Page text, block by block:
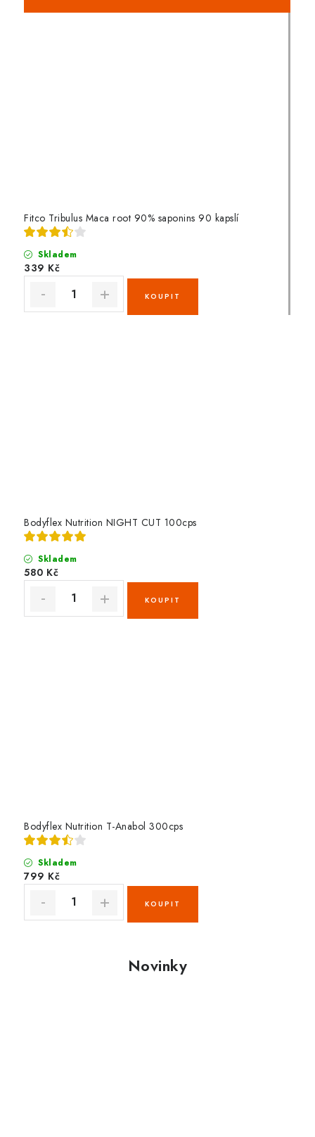
Fitco Tribulus Maca root 90% saponins 90 kapslí
Skladem
339 Kč
Bodyflex Nutrition NIGHT CUT 100cps
Skladem
580 Kč
Bodyflex Nutrition T-Anabol 300cps
Skladem
799 Kč
Novinky